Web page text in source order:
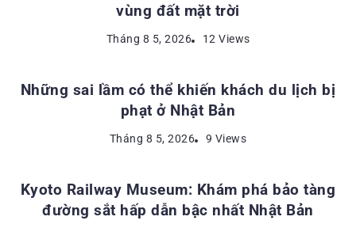
vùng đất mặt trời
Tháng 8 5, 2026 12 Views
KINH NGHIỆM DU LỊCH NHẬT BẢN
Những sai lầm có thể khiến khách du lịch bị
phạt ở Nhật Bản
Tháng 8 5, 2026 9 Views
ĐỊA ĐIỂM DU LỊCH NHẬT BẢN
Kyoto Railway Museum: Khám phá bảo tàng
đường sắt hấp dẫn bậc nhất Nhật Bản